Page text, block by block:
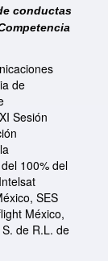
conductas
de
Sesión
100% del
SES
México,
de R.L. de